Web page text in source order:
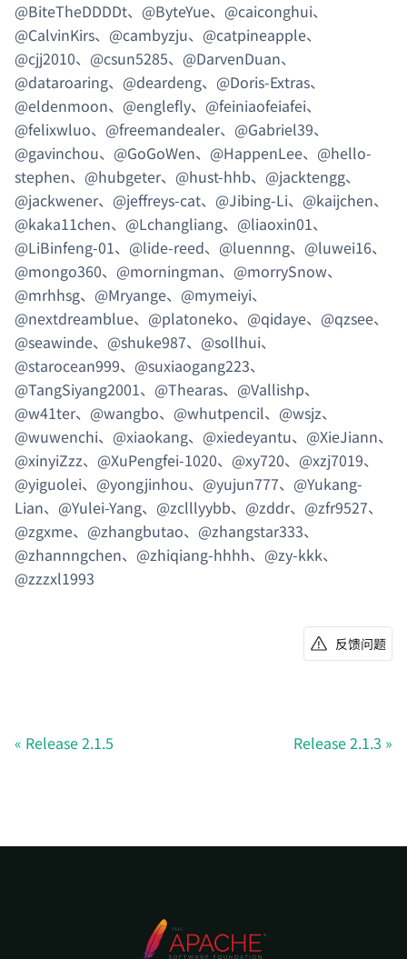
@BiteTheDDDDt、@ByteYue、@caiconghui、
@CalvinKirs、@cambyzju、@catpineapple、
@cjj2010、@csun5285、@DarvenDuan、
@dataroaring、@deardeng、@Doris-Extras、
@eldenmoon、@englefly、@feiniaofeiafei、
@felixwluo、@freemandealer、@Gabriel39、
@gavinchou、@GoGoWen、@HappenLee、@hello-
stephen、@hubgeter、@hust-hhb、@jacktengg、
@jackwener、@jeffreys-cat、@Jibing-Li、@kaijchen、
@kaka11chen、@Lchangliang、@liaoxin01、
@LiBinfeng-01、@lide-reed、@luennng、@luwei16、
@mongo360、@morningman、@morrySnow、
@mrhhsg、@Mryange、@mymeiyi、
@nextdreamblue、@platoneko、@qidaye、@qzsee、
@seawinde、@shuke987、@sollhui、
@starocean999、@suxiaogang223、
@TangSiyang2001、@Thearas、@Vallishp、
@w41ter、@wangbo、@whutpencil、@wsjz、
@wuwenchi、@xiaokang、@xiedeyantu、@XieJiann、
@xinyiZzz、@XuPengfei-1020、@xy720、@xzj7019、
@yiguolei、@yongjinhou、@yujun777、@Yukang-
Lian、@Yulei-Yang、@zclllyybb、@zddr、@zfr9527、
@zgxme、@zhangbutao、@zhangstar333、
@zhannngchen、@zhiqiang-hhhh、@zy-kkk、
@zzzxl1993
反馈问题
Release 2.1.5 Release 2.1.3